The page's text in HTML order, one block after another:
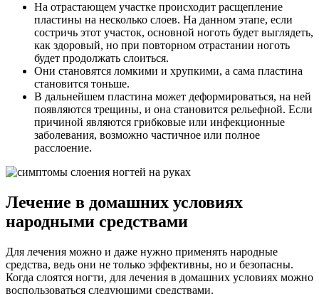
На отрастающем участке происходит расщепление
пластины на несколько слоев. На данном этапе, если
состричь этот участок, основной ноготь будет выглядеть,
как здоровый, но при повторном отрастании ноготь
будет продолжать слоиться.
Они становятся ломкими и хрупкими, а сама пластина
становится тоньше.
В дальнейшем пластина может деформироваться, на ней
появляются трещины, и она становится рельефной. Если
причиной являются грибковые или инфекционные
заболевания, возможно частичное или полное
расслоение.
Лечение в домашних условиях
народными средствами
Для лечения можно и даже нужно применять народные
средства, ведь они не только эффективны, но и безопасны.
Когда слоятся ногти, для лечения в домашних условиях можно
воспользоваться следующими средствами.